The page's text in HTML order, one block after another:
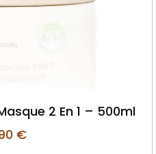
2 En 1 – 500ml
€